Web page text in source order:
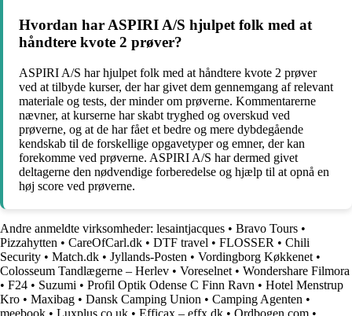
Hvordan har ASPIRI A/S hjulpet folk med at
håndtere kvote 2 prøver?
ASPIRI A/S har hjulpet folk med at håndtere kvote 2 prøver
ved at tilbyde kurser, der har givet dem gennemgang af relevant
materiale og tests, der minder om prøverne. Kommentarerne
nævner, at kurserne har skabt tryghed og overskud ved
prøverne, og at de har fået et bedre og mere dybdegående
kendskab til de forskellige opgavetyper og emner, der kan
forekomme ved prøverne. ASPIRI A/S har dermed givet
deltagerne den nødvendige forberedelse og hjælp til at opnå en
høj score ved prøverne.
Andre anmeldte virksomheder: lesaintjacques • Bravo Tours •
Pizzahytten • CareOfCarl.dk • DTF travel • FLOSSER • Chili
Security • Match.dk • Jyllands-Posten • Vordingborg Køkkenet •
Colosseum Tandlægerne – Herlev • Voreselnet • Wondershare Filmora
• F24 • Suzumi • Profil Optik Odense C Finn Ravn • Hotel Menstrup
Kro • Maxibag • Dansk Camping Union • Camping Agenten •
meebook • Luxplus.co.uk • Efficax – effx.dk • Ordbogen.com •